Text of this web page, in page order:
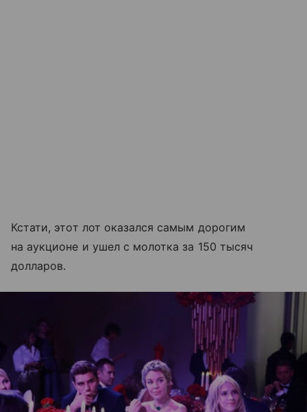
Кстати, этот лот оказался самым дорогим
на аукционе и ушел с молотка за 150 тысяч
долларов.